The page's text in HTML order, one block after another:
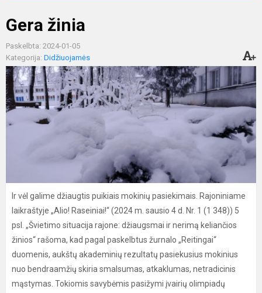
Gera žinia
Paskelbta: 2024-01-05
Kategorija: Didžiuojamės
Ir vėl galime džiaugtis puikiais mokinių pasiekimais. Rajoniniame
laikraštyje „Alio! Raseiniai!“ (2024 m. sausio 4 d. Nr. 1 (1 348)) 5
psl. „Švietimo situacija rajone: džiaugsmai ir nerimą keliančios
žinios“ rašoma, kad pagal paskelbtus žurnalo „Reitingai“
duomenis, aukštų akademinių rezultatų pasiekusius mokinius
nuo bendraamžių skiria smalsumas, atkaklumas, netradicinis
mąstymas. Tokiomis savybėmis pasižymi įvairių olimpiadų